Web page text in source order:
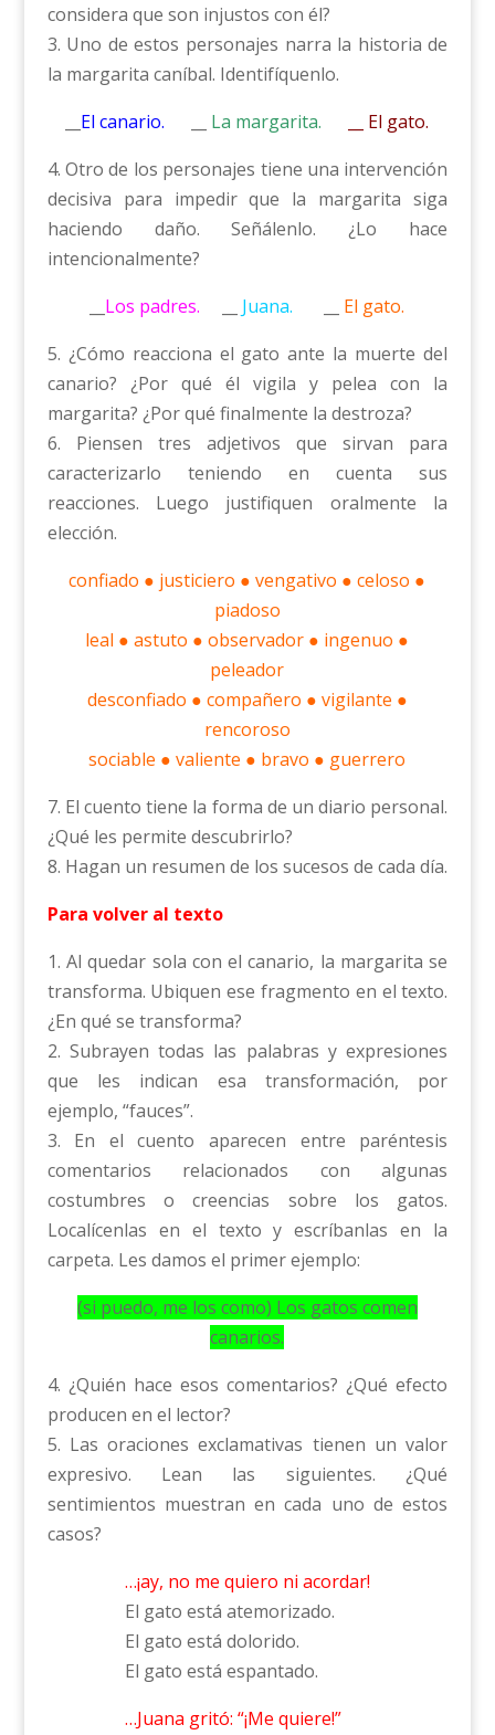
considera que son injustos con él?
3. Uno de estos personajes narra la historia de
la margarita caníbal. Identifíquenlo.
El canario. La margarita.
__ El gato.
4. Otro de los personajes tiene una intervención
decisiva para impedir que la margarita siga
haciendo daño. Señálenlo. ¿Lo hace
intencionalmente?
Los padres. Juana.
El gato.
5. ¿Cómo reacciona el gato ante la muerte del
canario? ¿Por qué él vigila y pelea con la
margarita? ¿Por qué finalmente la destroza?
6. Piensen tres adjetivos que sirvan para
caracterizarlo teniendo en cuenta sus
reacciones. Luego justifiquen oralmente la
elección.
confiado ● justiciero ● vengativo ● celoso ●
piadoso
leal ● astuto ● observador ● ingenuo ●
peleador
desconfiado ● compañero ● vigilante ●
rencoroso
sociable ● valiente ● bravo ● guerrero
7. El cuento tiene la forma de un diario personal.
¿Qué les permite descubrirlo?
8. Hagan un resumen de los sucesos de cada día.
Para volver al texto
1. Al quedar sola con el canario, la margarita se
transforma. Ubiquen ese fragmento en el texto.
¿En qué se transforma?
2. Subrayen todas las palabras y expresiones
que les indican esa transformación, por
ejemplo, “fauces”.
3. En el cuento aparecen entre paréntesis
comentarios relacionados con algunas
costumbres o creencias sobre los gatos.
Localícenlas en el texto y escríbanlas en la
carpeta. Les damos el primer ejemplo:
(si puedo, me los como) Los gatos comen
canarios.
4. ¿Quién hace esos comentarios? ¿Qué efecto
producen en el lector?
5. Las oraciones exclamativas tienen un valor
expresivo. Lean las siguientes. ¿Qué
sentimientos muestran en cada uno de estos
casos?
…¡ay, no me quiero ni acordar!
El gato está atemorizado.
El gato está dolorido.
El gato está espantado.
…Juana gritó: “¡Me quiere!”